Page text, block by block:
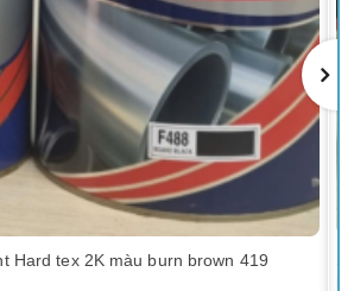
Hard tex 2K màu burn brown 419